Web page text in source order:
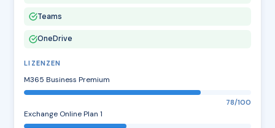
Teams
OneDrive
LIZENZEN
M365 Business Premium
78/100
Exchange Online Plan 1